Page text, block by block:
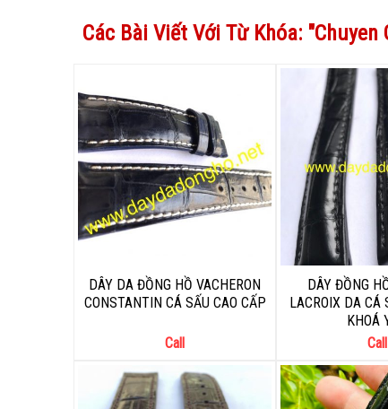
Các Bài Viết Với Từ Khóa: "Chuyen
DÂY DA ĐỒNG HỒ VACHERON
CONSTANTIN CÁ SẤU CAO CẤP
Call
DÂY ĐỒNG
LACROIX DA CÁ
KHOÁ
Call